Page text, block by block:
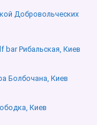
Добровольческих
bar Рибальская, Киев
Болбочана, Киев
Киев